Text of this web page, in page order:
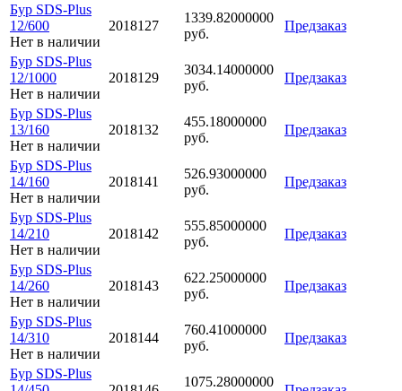
Бур SDS-Plus
12/600
Нет в наличии
2018127
1339.82000000
руб.
Предзаказ
Бур SDS-Plus
12/1000
Нет в наличии
2018129
3034.14000000
руб.
Предзаказ
Бур SDS-Plus
13/160
Нет в наличии
2018132
455.18000000
руб.
Предзаказ
Бур SDS-Plus
14/160
Нет в наличии
2018141
526.93000000
руб.
Предзаказ
Бур SDS-Plus
14/210
Нет в наличии
2018142
555.85000000
руб.
Предзаказ
Бур SDS-Plus
14/260
Нет в наличии
2018143
622.25000000
руб.
Предзаказ
Бур SDS-Plus
14/310
Нет в наличии
2018144
760.41000000
руб.
Предзаказ
Бур SDS-Plus
1075.28000000